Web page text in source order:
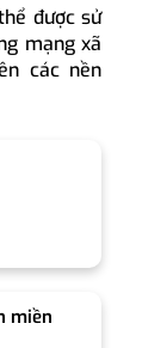
được sử
mạng xã
các nền
miền